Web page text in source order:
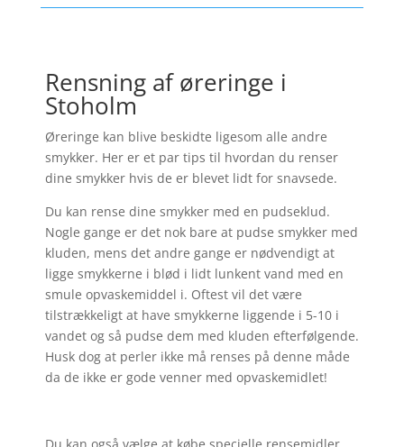
Rensning af øreringe i
Stoholm
Øreringe kan blive beskidte ligesom alle andre
smykker. Her er et par tips til hvordan du renser
dine smykker hvis de er blevet lidt for snavsede.
Du kan rense dine smykker med en pudseklud.
Nogle gange er det nok bare at pudse smykker med
kluden, mens det andre gange er nødvendigt at
ligge smykkerne i blød i lidt lunkent vand med en
smule opvaskemiddel i. Oftest vil det være
tilstrækkeligt at have smykkerne liggende i 5-10 i
vandet og så pudse dem med kluden efterfølgende.
Husk dog at perler ikke må renses på denne måde
da de ikke er gode venner med opvaskemidlet!